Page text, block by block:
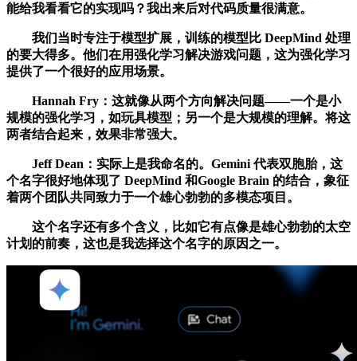
能给我看看它的实现吗？我出来后对代码质量很满意。
我们当时专注于模型扩展，训练的模型比 DeepMind 处理
的要大得多。他们在用强化学习解决游戏问题，这为强化学习
提供了一个很好的应用场景。
Hannah Fry：这就像从两个方向解决问题——一个是小
规模的强化学习，如玩具模型；另一个是大规模的理解。将这
两者结合起来，效果非常强大。
Jeff Dean：实际上是我命名的。Gemini 代表双胞胎，这
个名字很好地体现了 DeepMind 和Google Brain 的结合，象征
着两个团队共同致力于一个雄心勃勃的多模态项目。
这个名字还有多个含义，比如它有点像是雄心勃勃的太空
计划的前奏，这也是我选择这个名字的原因之一。